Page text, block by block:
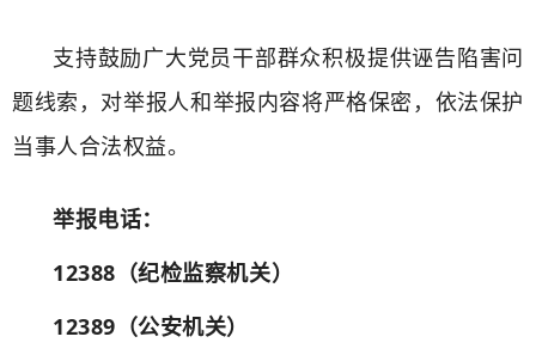
支持鼓励广大党员干部群众积极提供诬告陷害问
题线索，对举报人和举报内容将严格保密，依法保护
当事人合法权益。
举报电话：
12388（纪检监察机关）
12389（公安机关）